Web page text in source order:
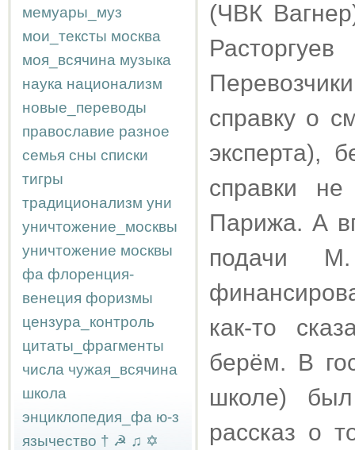
мемуары_муз
мои_тексты москва
моя_всячина музыка
наука национализм
новые_переводы
православие разное
семья сны списки
тигры
традиционализм уни
уничтожение_москвы
уничтожение москвы
фа флоренция-
венеция форизмы
цензура_контроль
цитаты_фрагменты
числа чужая_всячина
школа
энциклопедия_фа ю-з
язычество † ☭ ♫ ✡
(ЧВК
справку о
эксперта),
справки
Парижа. А
подачи
как-то
берём. В
школе)
рассказ о